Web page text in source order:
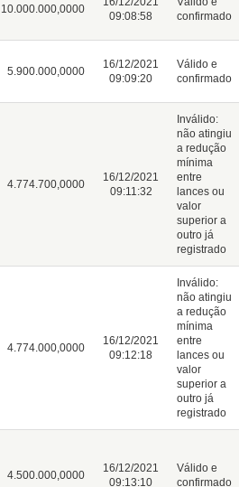
10.000.000,0000
09:08:58
confirmado
5.900.000,0000
16/12/2021
09:09:20
Válido e
confirmado
4.774.700,0000
16/12/2021
09:11:32
Inválido:
não atingiu
a redução
mínima
entre
lances ou
valor
superior a
outro já
registrado
4.774.000,0000
16/12/2021
09:12:18
Inválido:
não atingiu
a redução
mínima
entre
lances ou
valor
superior a
outro já
registrado
4.500.000,0000
16/12/2021
09:13:10
Válido e
confirmado